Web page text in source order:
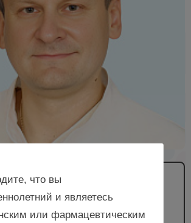
урологическим отделением № 1
заслуженный работник
Краснодарского края, г. Краснодар
что вы
и являетесь
или фармацевтическим